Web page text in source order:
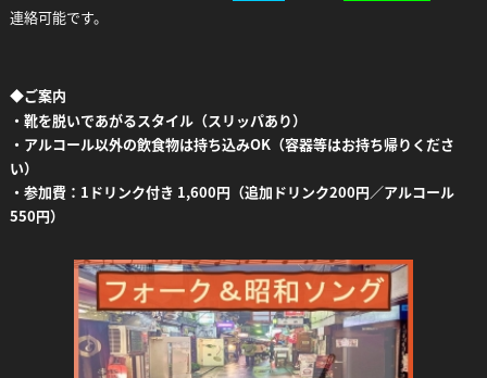
連絡可能です。
◆ご案内
・靴を脱いであがるスタイル（スリッパあり）
・アルコール以外の飲食物は持ち込みOK（容器等はお持ち帰りくださ
い）
・参加費：1ドリンク付き 1,600円（追加ドリンク200円／アルコール
550円）